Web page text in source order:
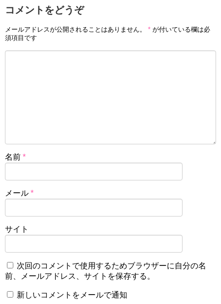
コメントをどうぞ
メールアドレスが公開されることはありません。 * が付いている欄は必
須項目です
名前 *
メール *
サイト
次回のコメントで使用するためブラウザーに自分の名
前、メールアドレス、サイトを保存する。
新しいコメントをメールで通知